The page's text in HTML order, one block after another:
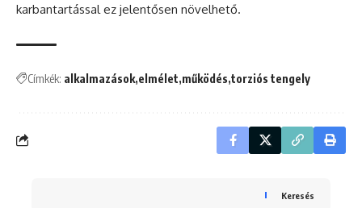
karbantartással ez jelentősen növelhető.
Címkék: alkalmazások elmélet működés torziós tengely
Keresés